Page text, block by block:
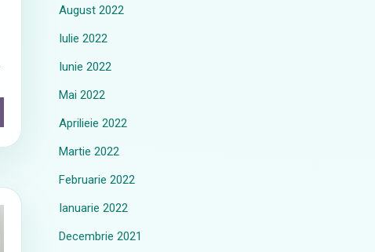
August 2022
Iulie 2022
Iunie 2022
Mai 2022
Aprilieie 2022
Martie 2022
Februarie 2022
Ianuarie 2022
Decembrie 2021